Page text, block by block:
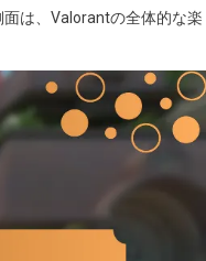
は、Valorantの全体的な楽